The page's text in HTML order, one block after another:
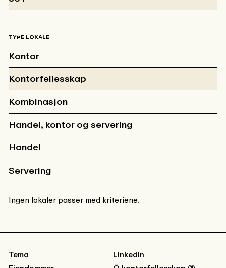
TYPE LOKALE
Kontor
Kontorfellesskap
Kombinasjon
Handel, kontor og servering
Handel
Servering
Ingen lokaler passer med kriteriene.
Tema
Linkedin